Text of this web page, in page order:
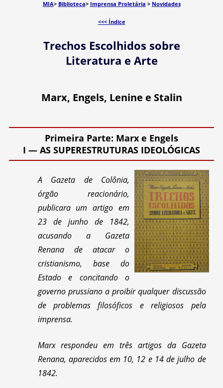
MIA> Biblioteca> Imprensa Proletária > Novidades
<<< Índice
Trechos Escolhidos sobre
Literatura e Arte
Marx, Engels, Lenine e Stalin
Primeira Parte: Marx e Engels
I — AS SUPERESTRUTURAS IDEOLÓGICAS
A Gazeta de Colônia,
órgão reacionário,
publicara um artigo em
23 de junho de 1842,
acusando a Gazeta
Renana de atacar o
cristianismo, base do
Estado e concitando o
governo prussiano a proibir qualquer discussão
de problemas filosóficos e religiosos pela
imprensa.
Marx respondeu em três artigos da Gazeta
Renana, aparecidos em 10, 12 e 14 de julho de
1842.